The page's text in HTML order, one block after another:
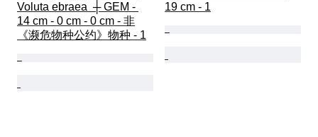
Voluta ebraea  ┼ GEM -
14 cm - 0 cm - 0 cm - 非
《濒危物种公约》物种 - 1
19 cm - 1